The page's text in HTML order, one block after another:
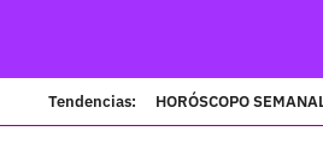
Tendencias: HORÓSCOPO